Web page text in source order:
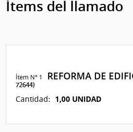
Ítems del llamado
Ítem Nº 1 REFORMA DE
72644)
Cantidad: 1,00 UNIDAD